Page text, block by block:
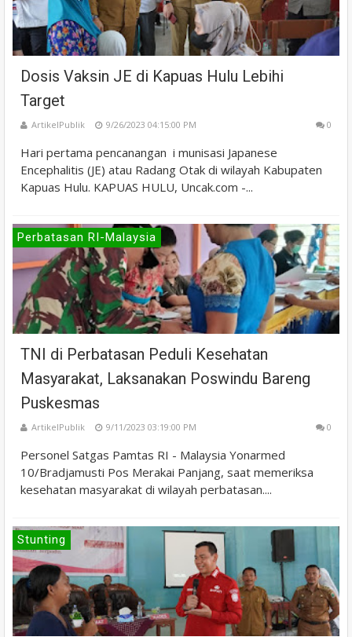
Dosis Vaksin JE di Kapuas Hulu Lebihi
Target
ArtikelPublik 9/26/2023 04:15:00 PM 0
Hari pertama pencanangan i munisasi Japanese
Encephalitis (JE) atau Radang Otak di wilayah Kabupaten
Kapuas Hulu. KAPUAS HULU, Uncak.com -...
Perbatasan RI-Malaysia
TNI di Perbatasan Peduli Kesehatan
Masyarakat, Laksanakan Poswindu Bareng
Puskesmas
ArtikelPublik 9/11/2023 03:19:00 PM 0
Personel Satgas Pamtas RI - Malaysia Yonarmed
10/Bradjamusti Pos Merakai Panjang, saat memeriksa
kesehatan masyarakat di wilayah perbatasan....
Stunting